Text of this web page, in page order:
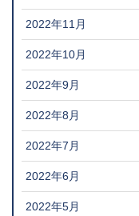
2022年11月
2022年10月
2022年9月
2022年8月
2022年7月
2022年6月
2022年5月